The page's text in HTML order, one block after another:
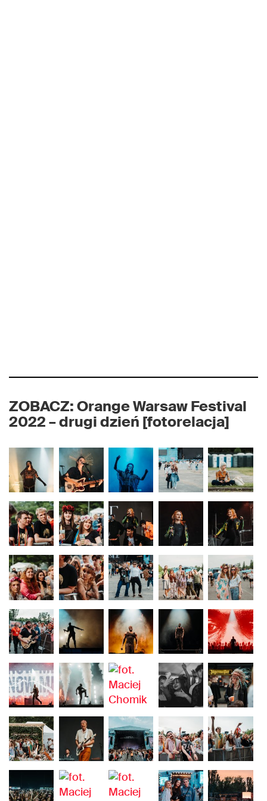
ZOBACZ: Orange Warsaw Festival
2022 – drugi dzień [fotorelacja]